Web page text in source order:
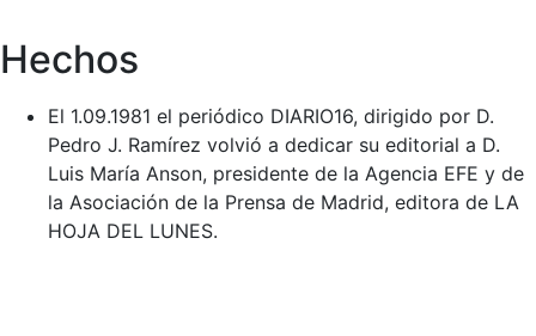
Hechos
El 1.09.1981 el periódico DIARIO16, dirigido por D.
Pedro J. Ramírez volvió a dedicar su editorial a D.
Luis María Anson, presidente de la Agencia EFE y de
la Asociación de la Prensa de Madrid, editora de LA
HOJA DEL LUNES.